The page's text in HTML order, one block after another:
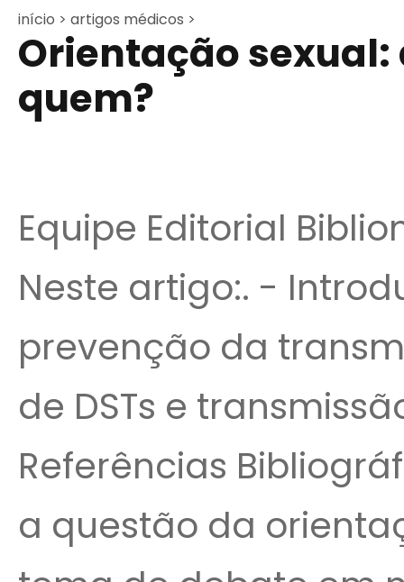
início > artigos médicos >
Orientação
quem?
Equipe Editorial
Neste artigo:. -
prevenção da
de DSTs e
Referências
a questão da